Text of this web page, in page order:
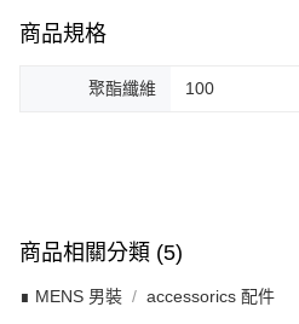
商品規格
聚酯纖維 100
商品相關分類 (5)
∎ MENS 男裝 accessorics 配件